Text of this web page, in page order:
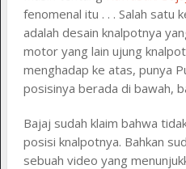
fenomenal itu . . . Salah satu
adalah desain knalpotnya
motor yang lain ujung
menghadap ke atas, punya
posisinya berada di bawah,
Bajaj sudah klaim bahwa
posisi knalpotnya. Bahkan
sebuah video yang